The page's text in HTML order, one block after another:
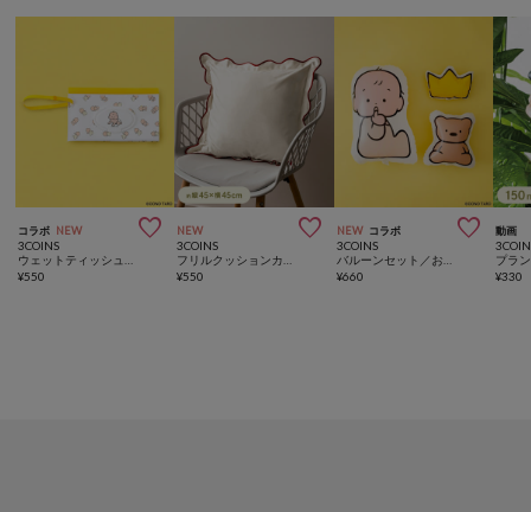
コラボ NEW 
3COINS
¥550
NEW 
3COINS
¥550
NEW コラボ 
3COINS
¥660
動画
¥330